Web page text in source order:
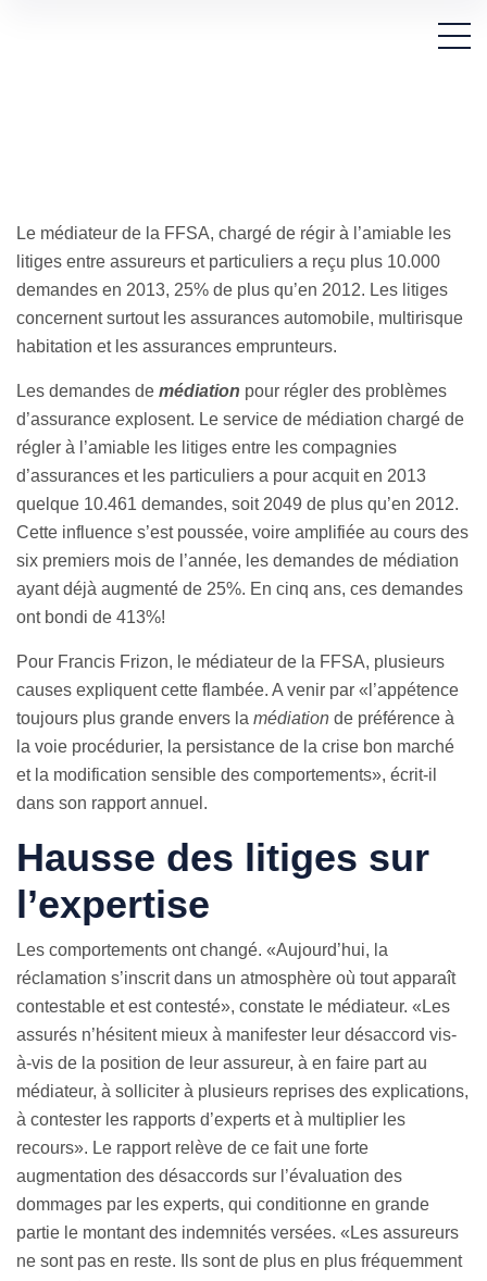
Le médiateur de la FFSA, chargé de régir à l’amiable les
litiges entre assureurs et particuliers a reçu plus 10.000
demandes en 2013, 25% de plus qu’en 2012. Les litiges
concernent surtout les assurances automobile, multirisque
habitation et les assurances emprunteurs.
Les demandes de médiation pour régler des problèmes
d’assurance explosent. Le service de médiation chargé de
régler à l’amiable les litiges entre les compagnies
d’assurances et les particuliers a pour acquit en 2013
quelque 10.461 demandes, soit 2049 de plus qu’en 2012.
Cette influence s’est poussée, voire amplifiée au cours des
six premiers mois de l’année, les demandes de médiation
ayant déjà augmenté de 25%. En cinq ans, ces demandes
ont bondi de 413%!
Pour Francis Frizon, le médiateur de la FFSA, plusieurs
causes expliquent cette flambée. A venir par «l’appétence
toujours plus grande envers la médiation de préférence à
la voie procédurier, la persistance de la crise bon marché
et la modification sensible des comportements», écrit-il
dans son rapport annuel.
Hausse des litiges sur
l’expertise
Les comportements ont changé. «Aujourd’hui, la
réclamation s’inscrit dans un atmosphère où tout apparaît
contestable et est contesté», constate le médiateur. «Les
assurés n’hésitent mieux à manifester leur désaccord vis-
à-vis de la position de leur assureur, à en faire part au
médiateur, à solliciter à plusieurs reprises des explications,
à contester les rapports d’experts et à multiplier les
recours». Le rapport relève de ce fait une forte
augmentation des désaccords sur l’évaluation des
dommages par les experts, qui conditionne en grande
partie le montant des indemnités versées. «Les assureurs
ne sont pas en reste. Ils sont de plus en plus fréquemment